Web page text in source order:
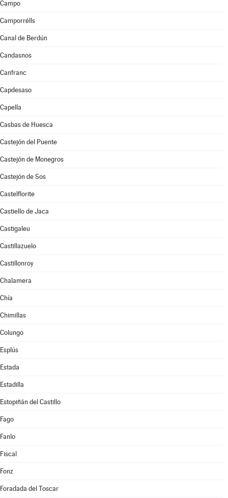
Campo
Camporrélls
Canal de Berdún
Candasnos
Canfranc
Capdesaso
Capella
Casbas de Huesca
Castejón del Puente
Castejón de Monegros
Castejón de Sos
Castelflorite
Castiello de Jaca
Castigaleu
Castillazuelo
Castillonroy
Chalamera
Chía
Chimillas
Colungo
Esplús
Estada
Estadilla
Estopiñán del Castillo
Fago
Fanlo
Fiscal
Fonz
Foradada del Toscar